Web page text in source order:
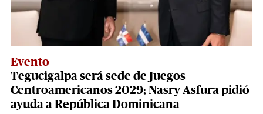
Evento
Tegucigalpa será sede de Juegos
Centroamericanos 2029; Nasry Asfura pidió
ayuda a República Dominicana